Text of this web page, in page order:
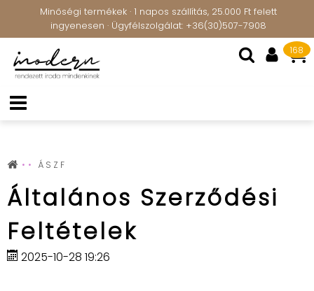
Minőségi termékek · 1 napos szállítás, 25.000 Ft felett
ingyenesen · Ügyfélszolgálat: +36(30)507-7908
168
ÁSZF
Általános Szerződési
Feltételek
2025-10-28 19:26